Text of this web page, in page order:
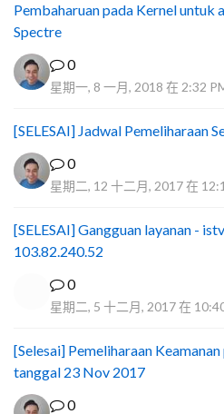
Pembaharuan pada Kernel
Spectre
0
星期一, 8 一月, 2018 在 2:32
[SELESAI] Jadwal Pemeliharaan
0
星期二, 12 十二月, 2017 在
[SELESAI] Gangguan layanan -
103.82.240.52
0
星期二, 5 十二月, 2017 在
[Selesai] Pemeliharaan
tanggal 23 Nov 2017
0